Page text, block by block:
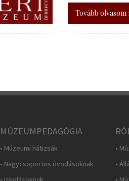
Tovább olvasom
MÚZEUMPEDAGÓGIA
• Múzeumi hátizsák
• Nagycsoportos óvodásoknak
•
•